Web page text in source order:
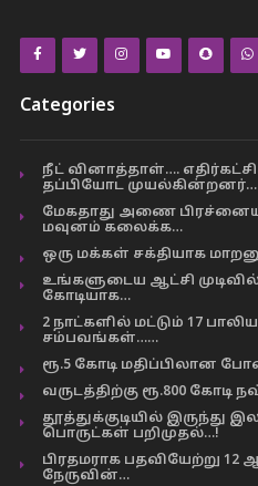
Categories
நீட் வினாத்தாள்….
தப்பியோட முயல்கின்றனர்…
மேகதாது அணை
மவுனம் கலைக்க…
ஒரு மக்கள் சக்தியாக
உங்களுடைய ஆட்சி
கோடியாக…
2 நாட்களில் மட்டும் 17
சம்பவங்கள்……
ரூ.5 கோடி மதிப்பிலான
வருடத்திற்கு ரூ.800 கோடி
தூத்துக்குடியில் இருந்து
பொருட்கள் பறிமுதல்…!
பிரதமராக பதவியேற்று 12
நேருவின்…